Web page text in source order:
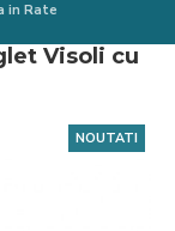
in Rate
Visoli cu
NOUTATI